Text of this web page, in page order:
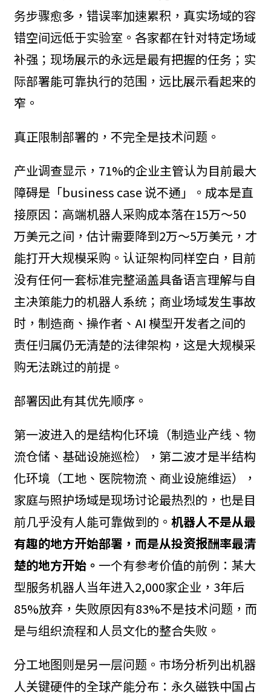
务步骤愈多，错误率加速累积，真实场域的容
错空间远低于实验室。各家都在针对特定场域
补强；现场展示的永远是最有把握的任务；实
际部署能可靠执行的范围，远比展示看起来的
窄。
真正限制部署的，不完全是技术问题。
产业调查显示，71%的企业主管认为目前最大
障碍是「business case 说不通」。成本是直
接原因：高端机器人采购成本落在15万～50
万美元之间，估计需要降到2万～5万美元，才
能打开大规模采购。认证架构同样空白，目前
没有任何一套标准完整涵盖具备语言理解与自
主决策能力的机器人系统；商业场域发生事故
时，制造商、操作者、AI 模型开发者之间的
责任归属仍无清楚的法律架构，这是大规模采
购无法跳过的前提。
部署因此有其优先顺序。
第一波进入的是结构化环境（制造业产线、物
流仓储、基础设施巡检），第二波才是半结构
化环境（工地、医院物流、商业设施维运），
家庭与照护场域是现场讨论最热烈的，也是目
前几乎没有人能可靠做到的。 机器人不是从最
有趣的地方开始部署，而是从投资报酬率最清
楚的地方开始。 一个有参考价值的前例：某大
型服务机器人当年进入2,000家企业，3年后
85%放弃，失败原因有83%不是技术问题，而
是与组织流程和人员文化的整合失败。
分工地图则是另一层问题。市场分析列出机器
人关键硬件的全球产能分布：永久磁铁中国占